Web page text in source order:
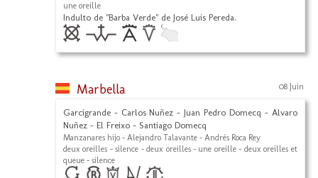
une oreille
Indulto de "Barba Verde" de José Luis Pereda.
Marbella 08 Juin
Garcigrande - Carlos Nuñez - Juan Pedro Domecq - Alvaro
Nuñez - El Freixo - Santiago Domecq
Manzanares hijo - Alejandro Talavante - Andrés Roca Rey
deux oreilles - silence - deux oreilles - une oreille - deux oreilles et
queue - silence